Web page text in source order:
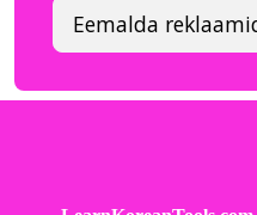
Eemalda